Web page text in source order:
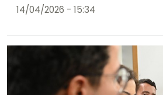
14/04/2026 - 15:34